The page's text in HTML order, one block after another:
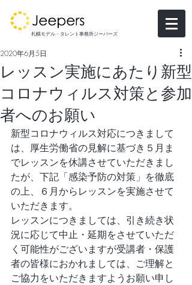
札幌モデル・タレント事務所ジーパーズ
​レッスン実施にあたり新型
コロナウィルス対策と参加
者へのお願い
2020年6月5日
新型コロナウィルス対応につきまして
は、厚生労働省の見解に基づき５月ま
でレッスンを休講させていただきまし
たが、下記「感染予防の対策」を徹底
の上、６月からレッスンを実施させて
いただきます。
レッスンにつきましては、引き続き状
況に応じて中止・延期をさせていただ
く可能性がございますが受講者・保護
者の皆様におかれましては、ご理解と
ご協力をいただきますようお願い申し